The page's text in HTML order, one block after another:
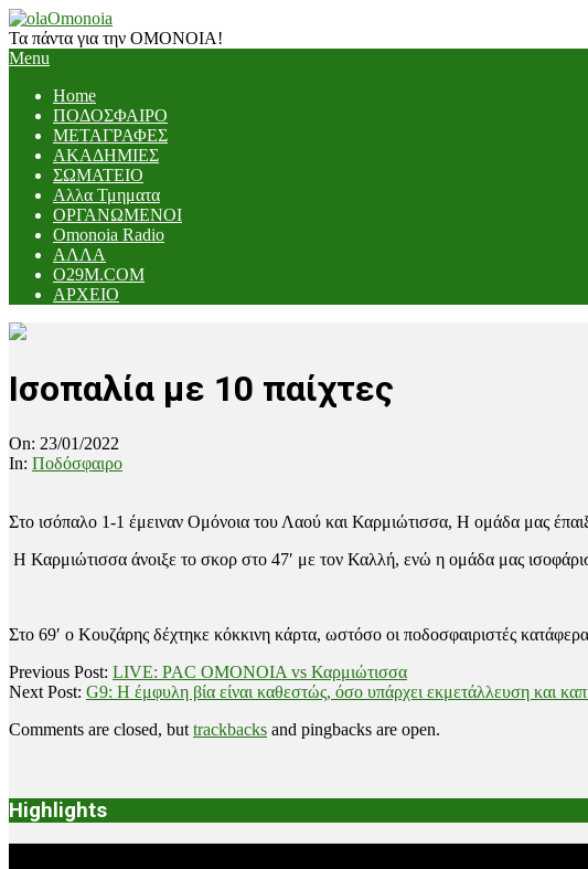
Skip
to
content
Τα πάντα για την ΟΜΟΝΟΙΑ!
Primary
Menu
Menu
Home
ΠΟΔΟΣΦΑΙΡΟ
ΜΕΤΑΓΡΑΦΕΣ
ΑΚΑΔΗΜΙΕΣ
ΣΩΜΑΤΕΙΟ
Αλλα Τμηματα
ΟΡΓΑΝΩΜΕΝΟΙ
Omonoia Radio
ΑΛΛΑ
O29M.COM
ΑΡΧΕΙΟ
Ισοπαλία με 10 παίχτες
On: 23/01/2022
In: Ποδόσφαιρο
Στο ισόπαλο 1-1 έμειναν Ομόνοια του Λαού και Καρμιώτισσα, Η ομάδα μας
H Καρμιώτισσα άνοιξε το σκορ στο 47′ με τον Καλλή, ενώ η ομάδα μας
Στο 69′ ο Κουζάρης δέχτηκε κόκκινη κάρτα, ωστόσο οι ποδοσφαιριστές
2022-
01-
Previous Post: LIVE: PAC OMONOIA vs Καρμιώτισσα
Next Post: G9: Η έμφυλη βία είναι καθεστώς, όσο υπάρχει εκμετάλλευση και
Comments are closed, but trackbacks and pingbacks are open.
Highlights